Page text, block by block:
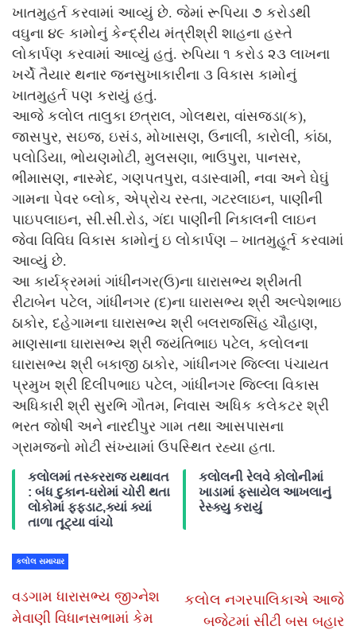
ખાતમુહર્ત કરવામાં આવ્યું છે. જેમાં રૂપિયા ૭ કરોડથી
વઘુના ૪૯ કામોનું કેન્દ્રીય મંત્રીશ્રી શાહના હસ્તે
લોકાર્પણ કરવામાં આવ્યું હતું. રુપિયા ૧ કરોડ ૨૩ લાખના
ખર્ચે તૈયાર થનાર જનસુખાકારીના ૩ વિકાસ કામોનું
ખાતમુહર્ત પણ કરાયું હતું.
આજે કલોલ તાલુકા છત્રાલ, ગોલથરા, વાંસજડા(ક),
જાસપુર, સઇજ, ઇસંડ, મોખાસણ, ઉનાલી, કારોલી, કાંઠા,
પલોડિયા, ભોયણમોટી, મુલસણા, ભાઉપુરા, પાનસર,
ભીમાસણ, નાસ્મેદ, ગણપતપુરા, વડાસ્વામી, નવા અને ઘેઘું
ગામના પેવર બ્લોક, એપ્રોચ રસ્તા, ગટરલાઇન, પાણીની
પાઇપલાઇન, સી.સી.રોડ, ગંદા પાણીની નિકાલની લાઇન
જેવા વિવિઘ વિકાસ કામોનું ઇ લોકાર્પણ – ખાતમુહૂર્ત કરવામાં
આવ્યું છે.
આ કાર્યક્રમમાં ગાંધીનગર(ઉ)ના ઘારાસભ્ય શ્રીમતી
રીટાબેન પટેલ, ગાંધીનગર (દ)ના ઘારાસભ્ય શ્રી અલ્પેશભાઇ
ઠાકોર, દહેગામના ઘારાસભ્ય શ્રી બલરાજસિંહ ચૌહાણ,
માણસાના ઘારાસભ્ય શ્રી જયંતિભાઇ પટેલ, કલોલના
ઘારાસભ્ય શ્રી બકાજી ઠાકોર, ગાંધીનગર જિલ્લા પંચાયત
પ્રમુખ શ્રી દિલીપભાઇ પટેલ, ગાંધીનગર જિલ્લા વિકાસ
અધિકારી શ્રી સુરભિ ગૌતમ, નિવાસ અધિક કલેકટર શ્રી
ભરત જોષી અને નારદીપુર ગામ તથા આસપાસના
ગ્રામજનો મોટી સંખ્યામાં ઉપસ્થિત રહ્યા હતા.
કલોલમાં તસ્કરરાજ યથાવત
: બંધ દુકાન-ઘરોમાં ચોરી થતા
લોકોમાં ફફડાટ,ક્યાં ક્યાં
તાળા તૂટ્યા વાંચો
કલોલની રેલવે કોલોનીમાં
ખાડામાં ફસાયેલ આખલાનું
રેસ્ક્યુ કરાયું
કલોલ સમાચાર
વડગામ ધારાસભ્ય જીગ્નેશ
મેવાણી વિધાનસભામાં કેમ
કલોલ નગરપાલિકાએ આજે
બજેટમાં સીટી બસ બહાર